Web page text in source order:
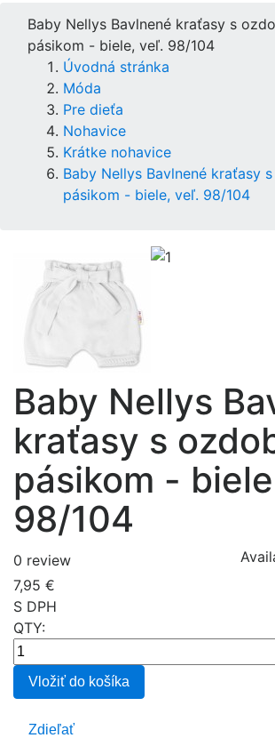
Baby Nellys Bavlnené kraťasy s
pásikom - biele, veľ. 98/104
Úvodná stránka
Móda
Pre dieťa
Nohavice
Krátke nohavice
Baby Nellys Bavlnené kraťasy
pásikom - biele, veľ. 98/104
Baby Nellys
kraťasy s
pásikom -
98/104
0 review
7,95 €
S DPH
QTY:
Vložiť do košíka
Zdieľať